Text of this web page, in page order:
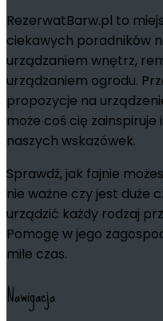
RezerwatBarw.pl to
ciekawych poradników
urządzaniem wnętrz,
urządzaniem ogrodu.
propozycje na
może coś cię zainspiruje
naszych wskazówek.
Sprawdź, jak fajnie
nie ważne czy jest duże
urządzić każdy rodzaj
Pomogę w jego
mile czas.
Nawigacja